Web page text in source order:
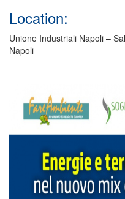
Location:
Unione Industriali Napoli –
Napoli